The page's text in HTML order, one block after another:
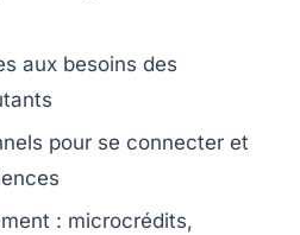
aux besoins des
pour se connecter et
: microcrédits,